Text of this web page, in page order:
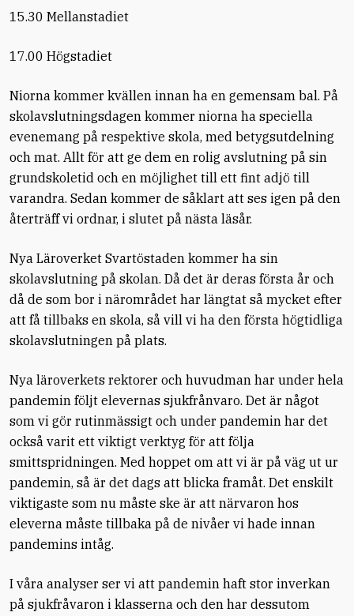
15.30 Mellanstadiet
17.00 Högstadiet
Niorna kommer kvällen innan ha en gemensam bal. På
skolavslutningsdagen kommer niorna ha speciella
evenemang på respektive skola, med betygsutdelning
och mat. Allt för att ge dem en rolig avslutning på sin
grundskoletid och en möjlighet till ett fint adjö till
varandra. Sedan kommer de såklart att ses igen på den
återträff vi ordnar, i slutet på nästa läsår.
Nya Läroverket Svartöstaden kommer ha sin
skolavslutning på skolan. Då det är deras första år och
då de som bor i närområdet har längtat så mycket efter
att få tillbaks en skola, så vill vi ha den första högtidliga
skolavslutningen på plats.
Nya läroverkets rektorer och huvudman har under hela
pandemin följt elevernas sjukfrånvaro. Det är något
som vi gör rutinmässigt och under pandemin har det
också varit ett viktigt verktyg för att följa
smittspridningen. Med hoppet om att vi är på väg ut ur
pandemin, så är det dags att blicka framåt. Det enskilt
viktigaste som nu måste ske är att närvaron hos
eleverna måste tillbaka på de nivåer vi hade innan
pandemins intåg.
I våra analyser ser vi att pandemin haft stor inverkan
på sjukfråvaron i klasserna och den har dessutom